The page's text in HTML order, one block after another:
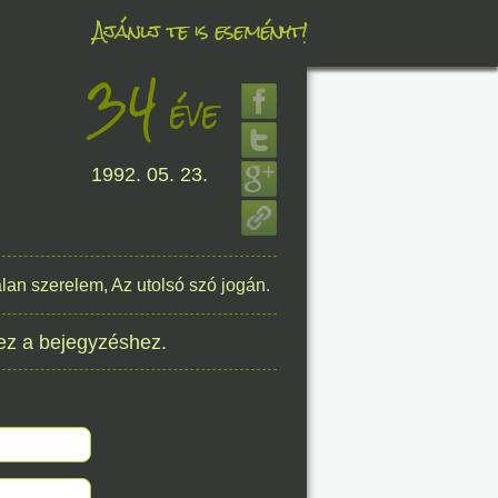
Ajánlj te is eseményt!
07.
34 éve
1992. 05. 23.
szerelem, Az utolsó szó jogán.
a bejegyzéshez.